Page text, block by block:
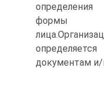
определения
формы
документам и/